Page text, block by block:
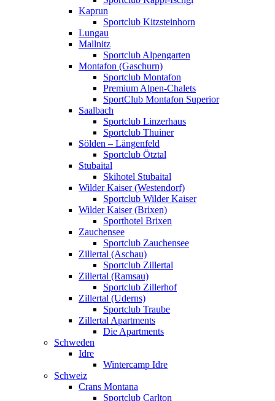
Kaprun
Sportclub Kitzsteinhorn
Lungau
Mallnitz
Sportclub Alpengarten
Montafon (Gaschurn)
Sportclub Montafon
Premium Alpen-Chalets
SportClub Montafon Superior
Saalbach
Sportclub Linzerhaus
Sportclub Thuiner
Sölden – Längenfeld
Sportclub Ötztal
Stubaital
Skihotel Stubaital
Wilder Kaiser (Westendorf)
Sportclub Wilder Kaiser
Wilder Kaiser (Brixen)
Sporthotel Brixen
Zauchensee
Sportclub Zauchensee
Zillertal (Aschau)
Sportclub Zillertal
Zillertal (Ramsau)
Sportclub Zillerhof
Zillertal (Uderns)
Sportclub Traube
Zillertal Apartments
Die Apartments
Schweden
Idre
Wintercamp Idre
Schweiz
Crans Montana
Sportclub Carlton